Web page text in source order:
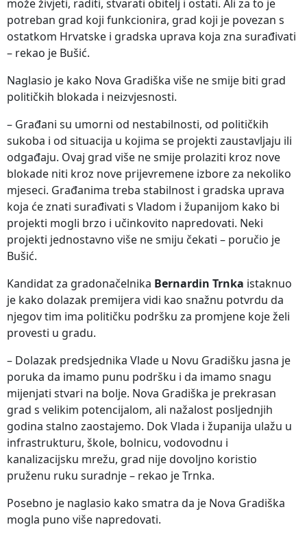
može živjeti, raditi, stvarati obitelj i ostati. Ali za to je
potreban grad koji funkcionira, grad koji je povezan s
ostatkom Hrvatske i gradska uprava koja zna surađivati
– rekao je Bušić.
Naglasio je kako Nova Gradiška više ne smije biti grad
političkih blokada i neizvjesnosti.
– Građani su umorni od nestabilnosti, od političkih
sukoba i od situacija u kojima se projekti zaustavljaju ili
odgađaju. Ovaj grad više ne smije prolaziti kroz nove
blokade niti kroz nove prijevremene izbore za nekoliko
mjeseci. Građanima treba stabilnost i gradska uprava
koja će znati surađivati s Vladom i županijom kako bi
projekti mogli brzo i učinkovito napredovati. Neki
projekti jednostavno više ne smiju čekati – poručio je
Bušić.
Kandidat za gradonačelnika Bernardin Trnka istaknuo
je kako dolazak premijera vidi kao snažnu potvrdu da
njegov tim ima političku podršku za promjene koje želi
provesti u gradu.
– Dolazak predsjednika Vlade u Novu Gradišku jasna je
poruka da imamo punu podršku i da imamo snagu
mijenjati stvari na bolje. Nova Gradiška je prekrasan
grad s velikim potencijalom, ali nažalost posljednjih
godina stalno zaostajemo. Dok Vlada i županija ulažu u
infrastrukturu, škole, bolnicu, vodovodnu i
kanalizacijsku mrežu, grad nije dovoljno koristio
pruženu ruku suradnje – rekao je Trnka.
Posebno je naglasio kako smatra da je Nova Gradiška
mogla puno više napredovati.